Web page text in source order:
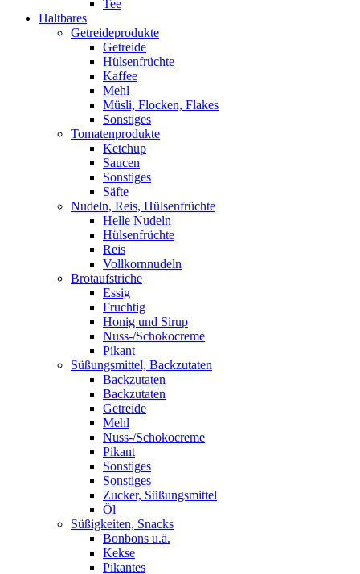
Tee
Haltbares
Getreideprodukte
Getreide
Hülsenfrüchte
Kaffee
Mehl
Müsli, Flocken, Flakes
Sonstiges
Tomatenprodukte
Ketchup
Saucen
Sonstiges
Säfte
Nudeln, Reis, Hülsenfrüchte
Helle Nudeln
Hülsenfrüchte
Reis
Vollkornnudeln
Brotaufstriche
Essig
Fruchtig
Honig und Sirup
Nuss-/Schokocreme
Pikant
Süßungsmittel, Backzutaten
Backzutaten
Backzutaten
Getreide
Mehl
Nuss-/Schokocreme
Pikant
Sonstiges
Sonstiges
Zucker, Süßungsmittel
Öl
Süßigkeiten, Snacks
Bonbons u.ä.
Kekse
Pikantes